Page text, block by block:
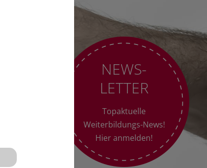
NEWS-
LETTER
Topaktuelle
Weiterbildungs-News!
Hier anmelden!